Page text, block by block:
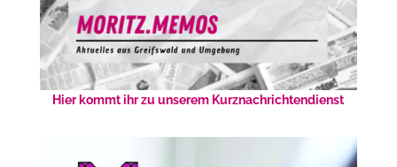
Hier kommt ihr zu unserem Kurznachrichtendienst